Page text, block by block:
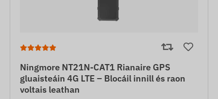
Ningmore NT21N-CAT1 Rianaire GPS
gluaisteáin 4G LTE – Blocáil innill és raon
voltais leathan